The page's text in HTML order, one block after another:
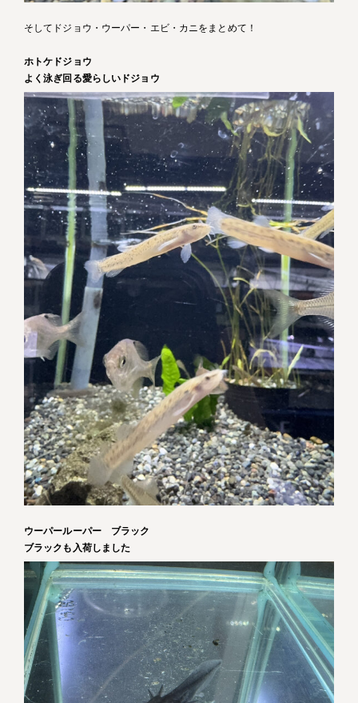
そしてドジョウ・ウーパー・エビ・カニをまとめて！
ホトケドジョウ
よく泳ぎ回る愛らしいドジョウ
ウーパールーパー ブラック
ブラックも入荷しました